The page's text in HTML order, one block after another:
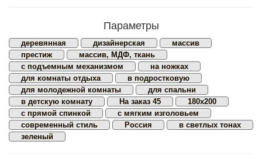
Параметры
деревянная дизайнерская
массив
престиж
массив, МДФ, ткань
с подъемным механизмом
на ножках
для комнаты отдыха
в подростковую
для молодежной комнаты
для спальни
в детскую комнату
На заказ 45
180х200
с прямой спинкой
с мягким изголовьем
современный стиль
Россия
в светлых тонах
зеленый